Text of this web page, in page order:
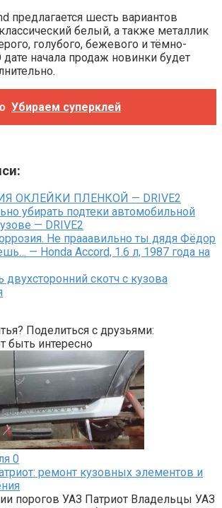
предлагается шесть вариантов
белый, а также металлик
голубого, бежевого и тёмно-
начала продаж новинки будет
Убираем суперклей
ОКЛЕЙКИ ПЛЕНКОЙ — DRIVE2
убирать подтеки автомобильной
— DRIVE2
Не прааавильно ты дядя Фёдор
— Honda Accord, 1.6 л, 1987 года на
двухсторонний скотч с кузова
Поделиться с друзьями:
быть интересно
0
ремонт кузовных элементов и
порогов УАЗ Патриот Владельцы УАЗ